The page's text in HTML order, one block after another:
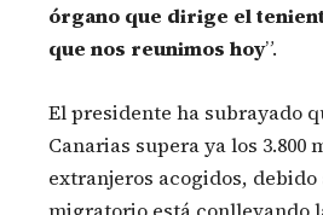
órgano que dirige el
que nos reunimos hoy”.
El presidente ha subrayado
Canarias supera ya los 3.800
extranjeros acogidos,